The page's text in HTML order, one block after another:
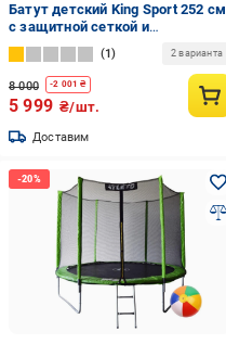
Батут детский King Sport 252 см
с защитной сеткой и
стремянкой до 120 кг (KI-
252CM)
1 2 варианта
8 000 -2 001 ₴
5 999 ₴/шт.
Доставим